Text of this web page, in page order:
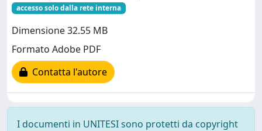
accesso solo dalla rete interna
Dimensione 32.55 MB
Formato Adobe PDF
Contatta l'autore
I documenti in UNITESI sono protetti da copyright